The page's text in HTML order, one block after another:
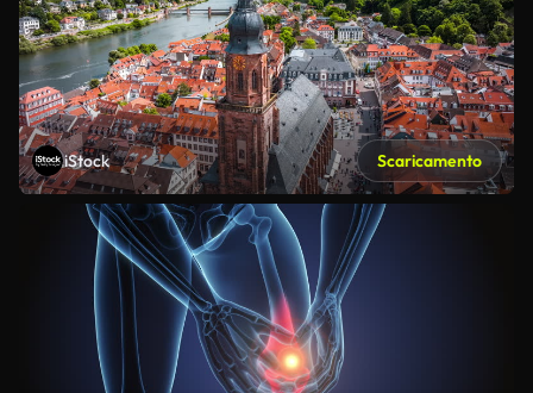
iStock Scaricamento